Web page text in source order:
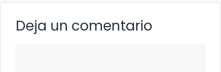
Deja un comentario